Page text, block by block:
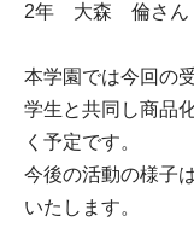
2年 大森 倫さん
本学園では今回の
学生と共同し商品
く予定です。
今後の活動の様子
いたします。